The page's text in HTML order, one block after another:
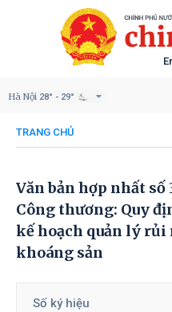
Hà Nội 28° - 29°
TRANG CHỦ
Văn bản hợp nhất số
Công thương: Quy
kế hoạch quản lý
khoáng sản
Số ký hiệu